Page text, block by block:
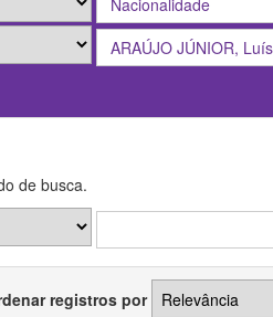
de busca.
registros por